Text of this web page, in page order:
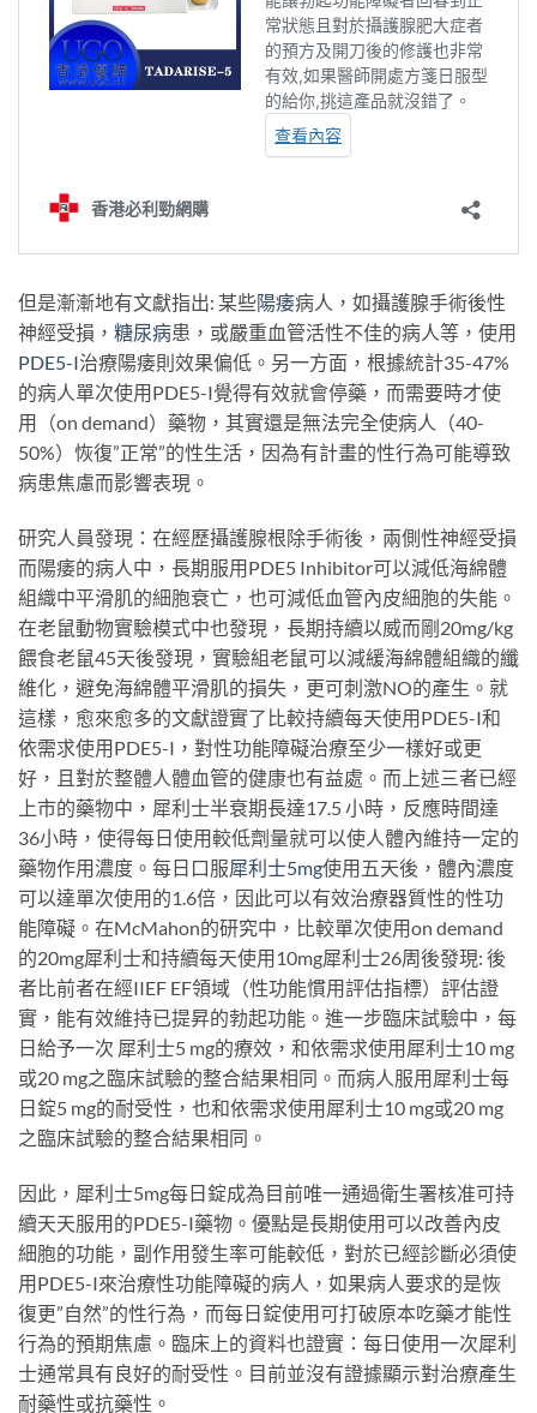
但是漸漸地有文獻指出: 某些陽痿病人，如攝護腺手術後性
神經受損， 糖尿病患，或嚴重血管活性不佳的病人等，使用
PDE5-I治療陽痿則效果偏低。另一方面，根據統計35-47%
的病人單次使用PDE5-I覺得有效就會停藥，而需要時才使
用（on demand）藥物，其實還是無法完全使病人（40-
50%）恢復”正常”的性生活，因為有計畫的性行為可能導致
病患焦慮而影響表現。
研究人員發現：在經歷攝護腺根除手術後，兩側性神經受損
而陽痿的病人中，長期服用PDE5 Inhibitor可以減低海綿體
組織中平滑肌的細胞衰亡，也可減低血管內皮細胞的失能。
在老鼠動物實驗模式中也發現，長期持續以威而剛20mg/kg
餵食老鼠45天後發現，實驗組老鼠可以減緩海綿體組織的纖
維化，避免海綿體平滑肌的損失，更可刺激NO的產生。就
這樣，愈來愈多的文獻證實了比較持續每天使用PDE5-I和
依需求使用PDE5-I，對性功能障礙治療至少一樣好或更
好，且對於整體人體血管的健康也有益處。而上述三者已經
上市的藥物中，犀利士半衰期長達17.5 小時，反應時間達
36小時，使得每日使用較低劑量就可以使人體內維持一定的
藥物作用濃度。每日口服犀利士5mg使用五天後，體內濃度
可以達單次使用的1.6倍，因此可以有效治療器質性的性功
能障礙。在McMahon的研究中，比較單次使用on demand
的20mg犀利士和持續每天使用10mg犀利士26周後發現: 後
者比前者在經IIEF EF領域（性功能慣用評估指標）評估證
實，能有效維持已提昇的勃起功能。進一步臨床試驗中，每
日給予一次 犀利士5 mg的療效，和依需求使用犀利士10 mg
或20 mg之臨床試驗的整合結果相同。而病人服用犀利士每
日錠5 mg的耐受性，也和依需求使用犀利士10 mg或20 mg
之臨床試驗的整合結果相同。
因此，犀利士5mg每日錠成為目前唯一通過衛生署核准可持
續天天服用的PDE5-I藥物。優點是長期使用可以改善內皮
細胞的功能，副作用發生率可能較低，對於已經診斷必須使
用PDE5-I來治療性功能障礙的病人，如果病人要求的是恢
復更”自然”的性行為，而每日錠使用可打破原本吃藥才能性
行為的預期焦慮。臨床上的資料也證實：每日使用一次犀利
士通常具有良好的耐受性。目前並沒有證據顯示對治療產生
耐藥性或抗藥性。